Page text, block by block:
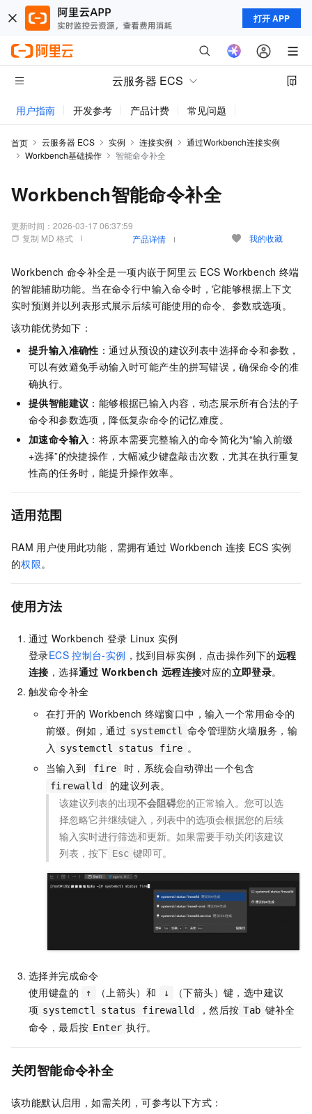
打开 APP
云服务器 ECS
用户指南 开发参考 产品计费 常见问题
首页 云服务器 ECS 实例 连接实例
通过Workbench连接实例
Workbench基础操作
智能命令补全
Workbench智能命令补全
更新时间： 2026-03-17 06:37:59
复制 MD 格式
产品详情 我的收藏
Workbench 命令补全是一项内嵌于阿里云 ECS Workbench 终端
的智能辅助功能。当在命令行中输入命令时，它能够根据上下文
实时预测并以列表形式展示后续可能使用的命令、参数或选项。
该功能优势如下：
提升输入准确性 ：通过从预设的建议列表中选择命令和参数，
可以有效避免手动输入时可能产生的拼写错误，确保命令的准
确执行。
提供智能建议 ：能够根据已输入内容，动态展示所有合法的子
命令和参数选项，降低复杂命令的记忆难度。
加速命令输入 ：将原本需要完整输入的命令简化为“输入前缀
+选择”的快捷操作，大幅减少键盘敲击次数，尤其在执行重复
性高的任务时，能提升操作效率。
适用范围
RAM 用户使用此功能，需拥有通过 Workbench 连接 ECS 实例
的权限。
使用方法
通过 Workbench 登录 Linux 实例
登录ECS 控制台-实例 ，找到目标实例，点击操作列下的远程
连接 ，选择通过 Workbench 远程连接对应的立即登录。
触发命令补全
在打开的 Workbench 终端窗口中，输入一个常用命令的
前缀。例如，通过 systemctl 命令管理防火墙服务，输
入 systemctl status fire 。
当输入到
fire 时，系统会自动弹出一个包含
firewalld
的建议列表。
该建议列表的出现不会阻碍您的正常输入。您可以选
择忽略它并继续键入，列表中的选项会根据您的后续
输入实时进行筛选和更新。如果需要手动关闭该建议
列表，按下 Esc 键即可。
选择并完成命令
使用键盘的
↑ （上箭头）和 ↓
（下箭头）键，选中建议
项 systemctl status firewalld ，然后按 Tab 键补全
命令，最后按 Enter 执行。
关闭智能命令补全
该功能默认启用，如需关闭，可参考以下方式：